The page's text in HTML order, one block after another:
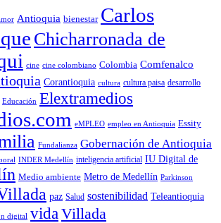
Antioquia bienestar Carlos
Chicharronada de
cine cine colombiano Colombia Comfenalco
Corantioquia cultura cultura paisa desarrollo
Educación Elextramedios
eMPLEO empleo en Antioquia Essity
Fundalianza Gobernación de Antioquia
INDER Medellín inteligencia artificial IU Digital de
Medio ambiente Metro de Medellín Parkinson
paz Salud sostenibilidad Teleantioquia
digital vida Villada